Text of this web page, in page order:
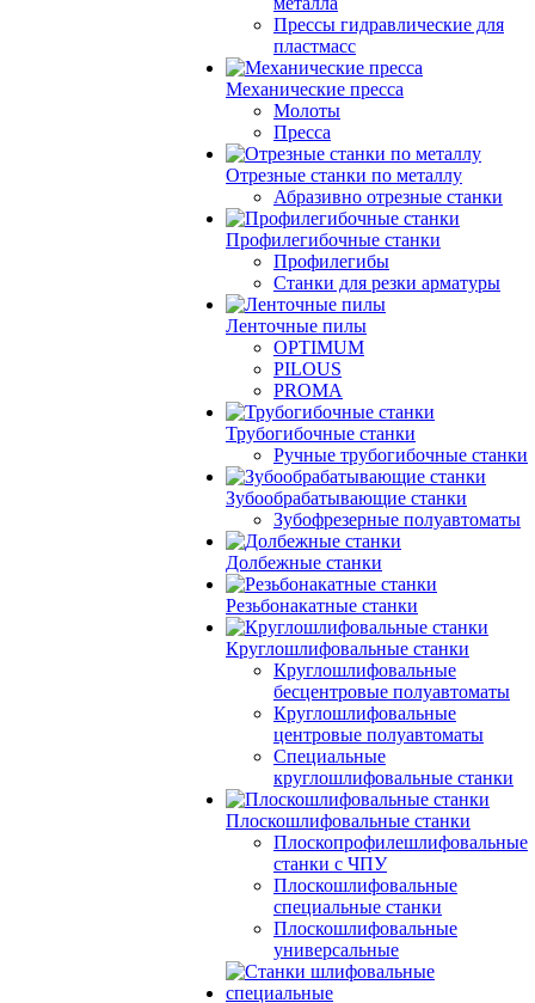
Прессы гидравлические для
пластмасс
Механические пресса
Молоты
Пресса
Отрезные станки по металлу
Абразивно отрезные станки
Профилегибочные станки
Профилегибы
Станки для резки арматуры
Ленточные пилы
OPTIMUM
PILOUS
PROMA
Трубогибочные станки
Ручные трубогибочные станки
Зубообрабатывающие станки
Зубофрезерные полуавтоматы
Долбежные станки
Резьбонакатные станки
Круглошлифовальные станки
Круглошлифовальные
бесцентровые полуавтоматы
Круглошлифовальные
центровые полуавтоматы
Специальные
круглошлифовальные станки
Плоскошлифовальные станки
Плоскопрофилешлифовальные
станки с ЧПУ
Плоскошлифовальные
специальные станки
Плоскошлифовальные
универсальные